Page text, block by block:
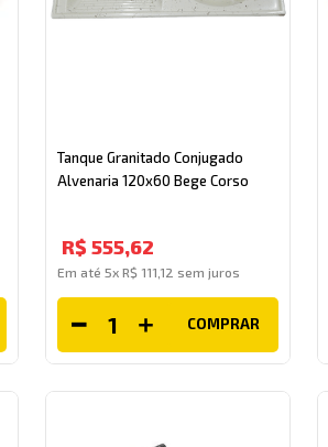
Tanque Granitado Conjugado
Alvenaria 120x60 Bege Corso
R$ 555,62
Em até5xR$ 111 12 sem juros
COMPRAR